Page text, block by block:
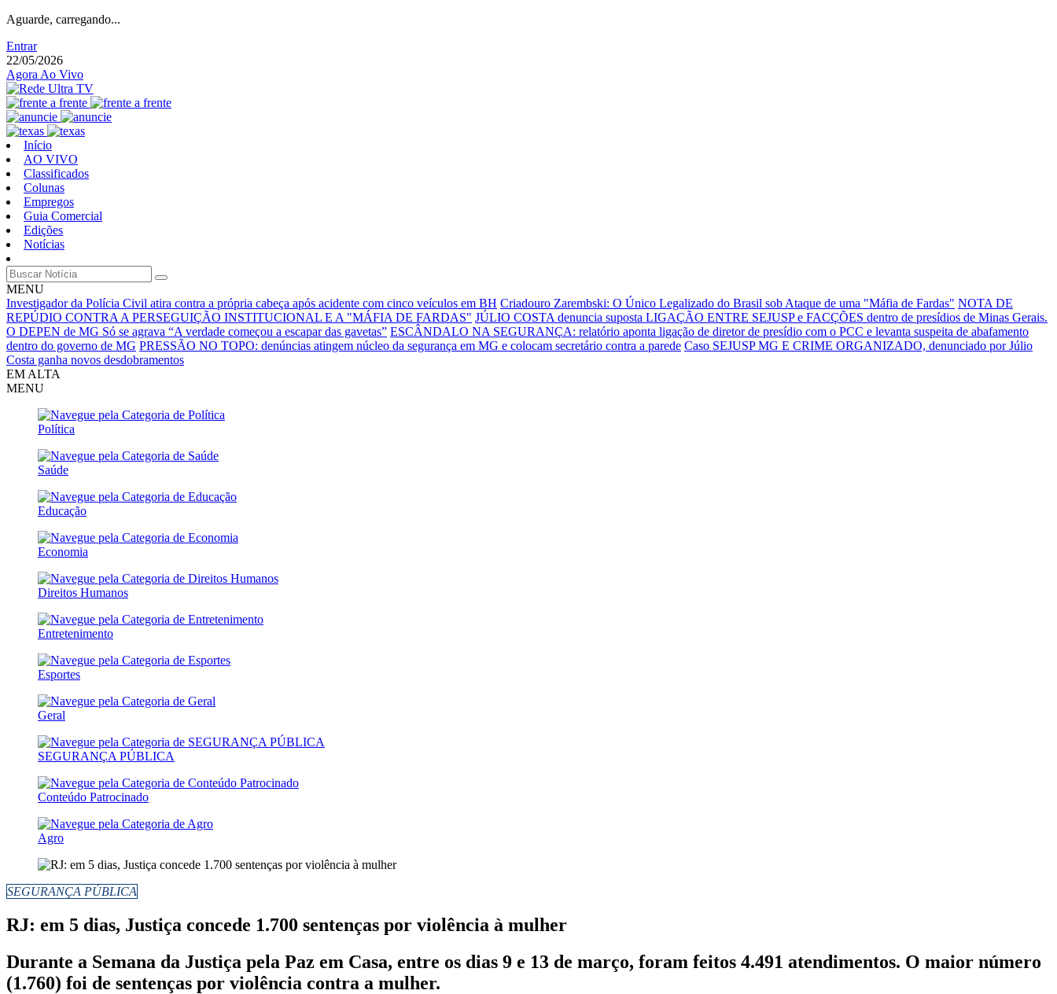
Aguarde, carregando...
Entrar
22/05/2026
Agora Ao Vivo
Início
AO VIVO
Classificados
Colunas
Empregos
Guia Comercial
Edições
Notícias
MENU
Investigador da Polícia Civil atira contra a própria cabeça após acidente com cinco veículos em BH Criadouro Zarembski: O Único Legalizado do Brasil sob Ataque de uma "Máfia de Fardas" NOTA DE
REPÚDIO CONTRA A PERSEGUIÇÃO INSTITUCIONAL E A "MÁFIA DE FARDAS" JÚLIO COSTA denuncia suposta LIGAÇÃO ENTRE SEJUSP e FACÇÕES dentro de presídios de Minas Gerais.
O DEPEN de MG Só se agrava “A verdade começou a escapar das gavetas” ESCÂNDALO NA SEGURANÇA: relatório aponta ligação de diretor de presídio com o PCC e levanta suspeita de abafamento
dentro do governo de MG PRESSÃO NO TOPO: denúncias atingem núcleo da segurança em MG e colocam secretário contra a parede Caso SEJUSP MG E CRIME ORGANIZADO, denunciado por Júlio
Costa ganha novos desdobramentos
EM ALTA
MENU
Política
Saúde
Educação
Economia
Direitos Humanos
Entretenimento
Esportes
Geral
SEGURANÇA PÚBLICA
Conteúdo Patrocinado
Agro
SEGURANÇA PÚBLICA
RJ: em 5 dias, Justiça concede 1.700 sentenças por violência à mulher
Durante a Semana da Justiça pela Paz em Casa, entre os dias 9 e 13 de março, foram feitos 4.491 atendimentos. O maior número
(1.760) foi de sentenças por violência contra a mulher.